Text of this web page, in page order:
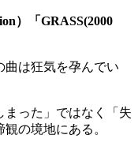
）「GRASS(2000
曲は狂気を孕んでい
まった」ではなく「失
の境地にある。